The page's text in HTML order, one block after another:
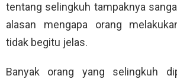
tentang selingkuh tampaknya
alasan mengapa orang
tidak begitu jelas.
Banyak orang yang selingkuh